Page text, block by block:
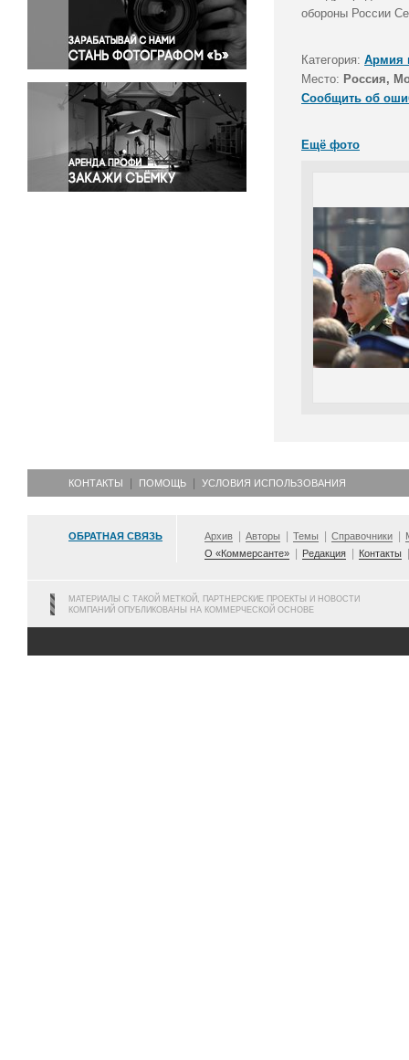
Правосудие
Происшествия и конфликты
Религия
Светская жизнь
Спорт
Экология
Экономика и бизнес
обороны России
Категория: Армия
Место: Россия,
Сообщить об
Ещё фото
КОНТАКТЫ ПОМОЩЬ УСЛОВИЯ ИСПОЛЬЗОВАНИЯ
ОБРАТНАЯ СВЯЗЬ Архив Авторы Темы Справочники
О «Коммерсанте»
Редакция Контакты
МАТЕРИАЛЫ С ТАКОЙ МЕТКОЙ, ПАРТНЕРСКИЕ ПРОЕКТЫ И НОВОСТИ
КОМПАНИЙ ОПУБЛИКОВАНЫ НА КОММЕРЧЕСКОЙ ОСНОВЕ